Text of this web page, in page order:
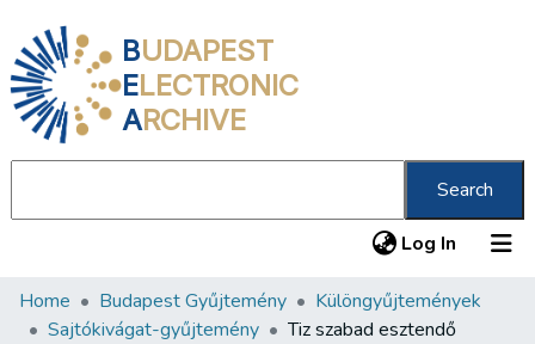
BUDAPEST
ELECTRONIC
ARCHIVE
Search
Log In (current)
Communities & Collections
Home Budapest Gyűjtemény
Különgyűjtemények
Sajtókivágat-gyűjtemény
Tiz szabad esztendő